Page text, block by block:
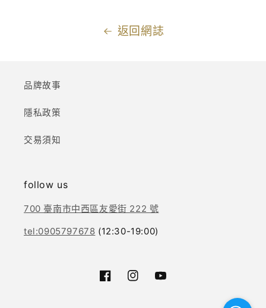
返回網誌
品牌故事
隱私政策
交易須知
follow us
700 臺南市中西區友愛街 222 號
tel:0905797678 (12:30-19:00)
FacebookInstagramYouTube